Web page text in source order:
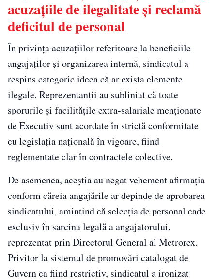
acuzațiile de ilegalitate și reclamă
deficitul de personal
În privința acuzațiilor referitoare la beneficiile
angajaților și organizarea internă, sindicatul a
respins categoric ideea că ar exista elemente
ilegale. Reprezentanții au subliniat că toate
sporurile și facilitățile extra-salariale menționate
de Executiv sunt acordate în strictă conformitate
cu legislația națională în vigoare, fiind
reglementate clar în contractele colective.
De asemenea, aceștia au negat vehement afirmația
conform căreia angajările ar depinde de aprobarea
sindicatului, amintind că selecția de personal cade
exclusiv în sarcina legală a angajatorului,
reprezentat prin Directorul General al Metrorex.
Privitor la sistemul de promovări catalogat de
Guvern ca fiind restrictiv, sindicatul a ironizat